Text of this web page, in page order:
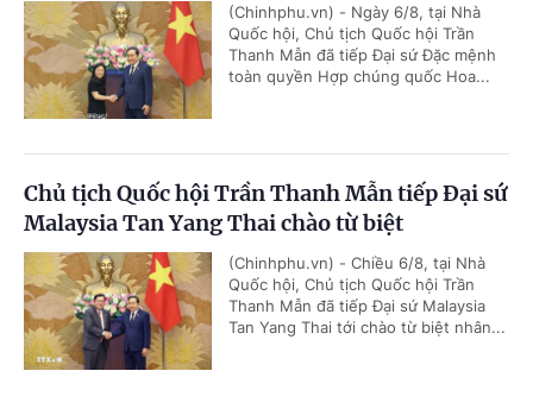
(Chinhphu.vn) - Ngày 6/8, tại Nhà
Quốc hội, Chủ tịch Quốc hội Trần
Thanh Mẫn đã tiếp Đại sứ Đặc mệnh
toàn quyền Hợp chúng quốc Hoa...
Chủ tịch Quốc hội Trần Thanh Mẫn tiếp Đại sứ
Malaysia Tan Yang Thai chào từ biệt
(Chinhphu.vn) - Chiều 6/8, tại Nhà
Quốc hội, Chủ tịch Quốc hội Trần
Thanh Mẫn đã tiếp Đại sứ Malaysia
Tan Yang Thai tới chào từ biệt nhân...